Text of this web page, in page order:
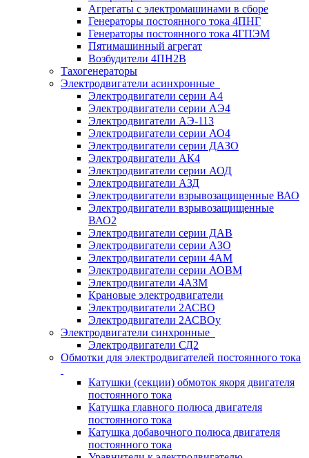
Агрегаты с электромашинами в сборе
Генераторы постоянного тока 4ПНГ
Генераторы постоянного тока 4ГПЭМ
Пятимашинный агрегат
Возбудители 4ПН2В
Тахогенераторы
Электродвигатели асинхронные
Электродвигатели серии А4
Электродвигатели серии АЭ4
Электродвигатели АЭ-113
Электродвигатели серии АО4
Электродвигатели серии ДАЗО
Электродвигатели АК4
Электродвигатели серии АОД
Электродвигатели АЗД
Электродвигатели взрывозащищенные ВАО
Электродвигатели взрывозащищенные
ВАО2
Электродвигатели серии ДАВ
Электродвигатели серии АЗО
Электродвигатели серии 4АМ
Электродвигатели серии АОВМ
Электродвигатели 4АЗМ
Крановые электродвигатели
Электродвигатели 2АСВО
Электродвигатели 2АСВОу
Электродвигатели синхронные
Электродвигатели СД2
Обмотки для электродвигателей постоянного тока
Катушки (секции) обмоток якоря двигателя
постоянного тока
Катушка главного полюса двигателя
постоянного тока
Катушка добавочного полюса двигателя
постоянного тока